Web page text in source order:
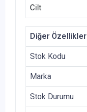
Cilt
Diğer Özellikler
Stok Kodu
Marka
Stok Durumu